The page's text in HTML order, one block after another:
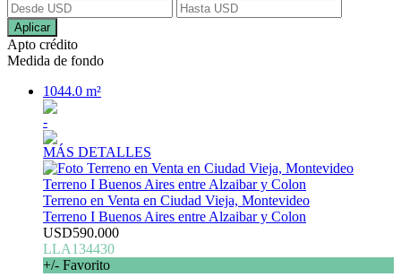
Aplicar
Apto crédito
Medida de fondo
1044.0 m²
-
MÁS DETALLES
Terreno en Venta en Ciudad Vieja, Montevideo
Terreno I Buenos Aires entre Alzaibar y Colon
USD590.000
LLA134430
+/- Favorito